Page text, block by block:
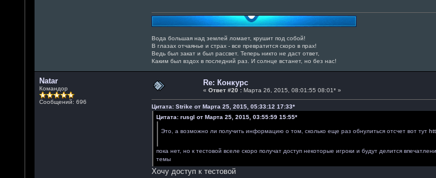
Вода большая над землей ломает, крушит под собой!
В глазах отчаянье и страх - все превратится скоро в прах!
Ведь был закат и был рассвет. Теперь никто не даст ответ,
Каким был вздох в последний раз. И солнце встанет, но без нас!
Natar
Командор
Сообщений: 696
Re: Конкурс
«Ответ #20 : Марта 26, 2015, 08:01:55 08:01* »
Цитата: Strike от Марта 25, 2015, 05:33:12 17:33*
Цитата: rusgl от Марта 25, 2015, 03:55:59 15:55*
Это, а возможно ли получить информацию о том, сколько еще раз обнулиться отсчет вот тут
пока нет, но к тестовой вселе скоро получат доступ некоторые игроки и будут делится
темы
Хочу доступ к тестовой